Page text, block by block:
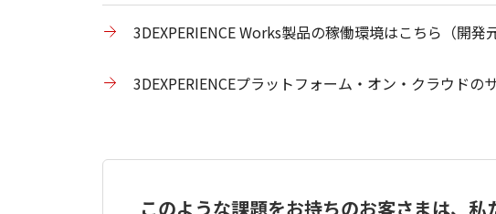
3DEXPERIENCE Works製品の稼働環境はこちら（開発
3DEXPERIENCEプラットフォーム・オン・クラウド
このような課題をお持ちのお客さまは、